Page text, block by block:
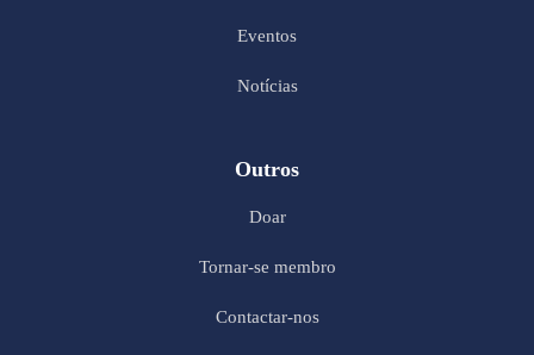
Eventos
Notícias
Outros
Doar
Tornar-se membro
Contactar-nos